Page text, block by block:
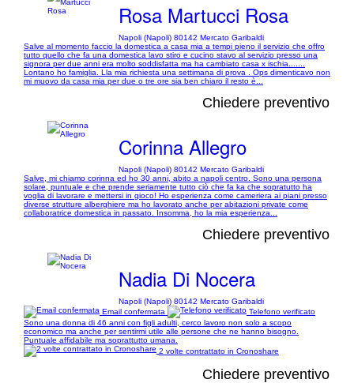
Rosa Martucci Rosa
Napoli (Napoli) 80142 Mercato Garibaldi
Salve al momento faccio la domestica a casa mia a tempi pieno il servizio che offro
tutto quello che fa una domestica lavo stiro e cucino stavo al servizio presso una
signora per due anni era molto soddisfatta ma ha cambiato casa x ischia.......
Lontano ho famiglia. Lla mia richiesta una settimana di prova . Ops dimenticavo non
mi muovo da casa mia per due o tre ore sia ben chiaro il resto è...
Chiedere preventivo
Corinna Allegro
Napoli (Napoli) 80142 Mercato Garibaldi
Salve, mi chiamo corinna ed ho 30 anni, abito a napoli centro. Sono una persona
solare, puntuale e che prende seriamente tutto ciò che fa ka che sopratutto ha
voglia di lavorare e mettersi in gioco! Ho esperienza come cameriera ai piani presso
diverse strutture alberghiere ma ho lavorato anche per abitazioni private come
collaboratrice domestica in passato. Insomma, ho la mia esperienza...
Chiedere preventivo
Nadia Di Nocera
Napoli (Napoli) 80142 Mercato Garibaldi
Email confermata
Telefono verificato
Sono una donna di 46 anni con figli adulti, cerco lavoro non solo a scopo
economico ma anche per sentirmi utile alle persone che ne hanno bisogno.
Puntuale affidabile ma soprattutto umana.
2 volte contrattato in Cronoshare
Chiedere preventivo